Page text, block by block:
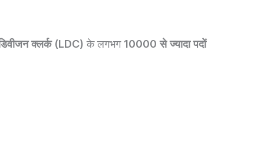
क्लर्क (LDC) के लगभग 10000 से ज्यादा पदों